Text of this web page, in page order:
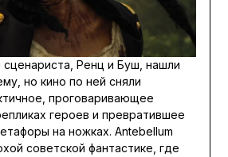
Ренц и Буш, нашли
но кино по ней сняли
проговаривающее
героев и превратившее
на ножках. Antebellum
советской фантастике, где